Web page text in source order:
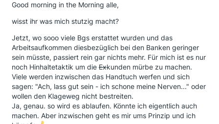
Good morning in the Morning alle,
wisst ihr was mich stutzig macht?
Jetzt, wo sooo viele Bgs erstattet wurden und das
Arbeitsaufkommen diesbezüglich bei den Banken geringer
sein müsste, passiert rein gar nichts mehr. Für mich ist es nur
noch Hinhaltetaktik um die Exkunden mürbe zu machen.
Viele werden inzwischen das Handtuch werfen und sich
sagen: "Ach, lass gut sein - ich schone meine Nerven..." oder
wollen den Klageweg nicht bestreiten.
Ja, genau. so wird es ablaufen. Könnte ich eigentlich auch
machen. Aber inzwischen geht es mir ums Prinzip und ich